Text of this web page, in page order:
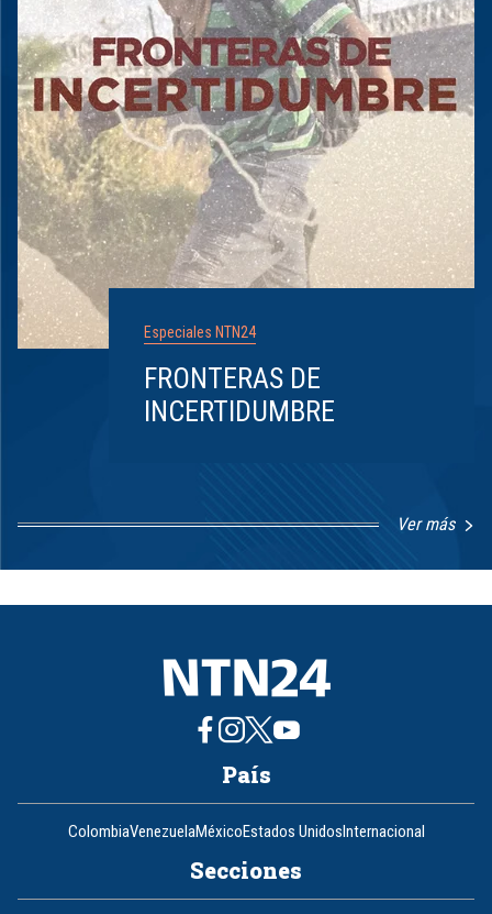
Especiales NTN24
FRONTERAS DE
INCERTIDUMBRE
Ver más
1
8
País
ColombiaVenezuelaMéxicoEstados UnidosInternacional
Secciones